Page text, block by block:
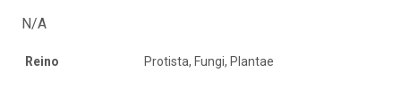
N/A
Reino Protista, Fungi, Plantae